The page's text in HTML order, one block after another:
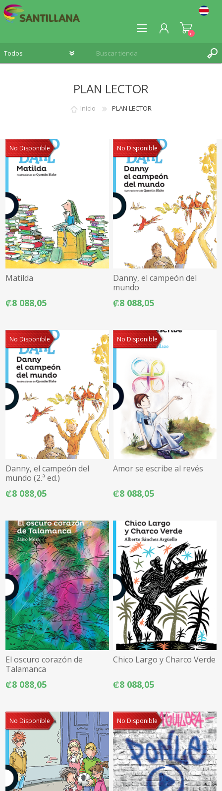
0
PLAN LECTOR
Inicio PLAN LECTOR
No Disponible
Matilda
₡8 088,05
No Disponible
Danny, el campeón del
mundo
₡8 088,05
No Disponible
Danny, el campeón del
mundo (2.ª ed.)
₡8 088,05
No Disponible
Amor se escribe al revés
₡8 088,05
El oscuro corazón de
Talamanca
₡8 088,05
Chico Largo y Charco Verde
₡8 088,05
No Disponible No Disponible